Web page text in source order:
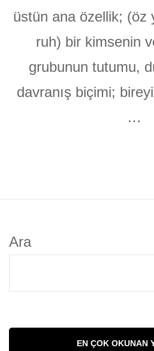
üstün ana özellik; (öz
ruh) bir kimsenin
grubunun tutumu,
davranış biçimi;
…
Ara
EN ÇOK OKUNAN